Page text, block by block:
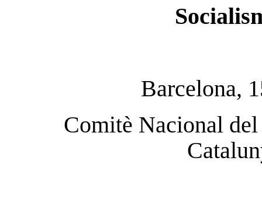
Barcelona,
Comitè Nacional